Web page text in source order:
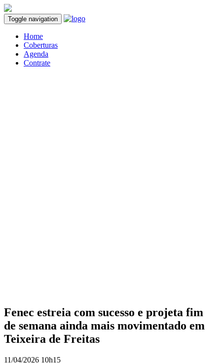
Toggle navigation
Home
Coberturas
Agenda
Contrate
Fenec estreia com sucesso e projeta fim
de semana ainda mais movimentado em
Teixeira de Freitas
11/04/2026 10h15